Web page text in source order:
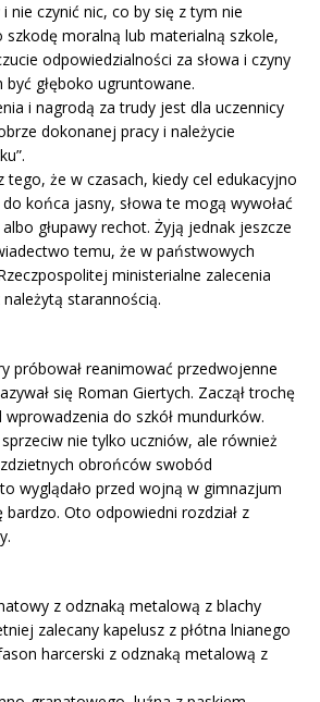
nie czynić nic, co by się z tym nie
szkodę moralną lub materialną szkole,
odpowiedzialności za słowa i czyny
głęboko ugruntowane.
i nagrodą za trudy jest dla uczennicy
dokonanej pracy i należycie
tego, że w czasach, kiedy cel edukacyjno
końca jasny, słowa te mogą wywołać
głupawy rechot. Żyją jednak jeszcze
temu, że w państwowych
ministerialne zalecenia
starannością.
próbował reanimować przedwojenne
się Roman Giertych. Zaczął trochę
do szkół mundurków.
nie tylko uczniów, ale również
obrońców swobód
wyglądało przed wojną w gimnazjum
bardzo. Oto odpowiedni rozdział z
z odznaką metalową z blachy
zalecany kapelusz z płótna lnianego
harcerski z odznaką metalową z